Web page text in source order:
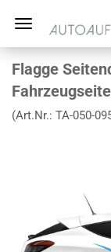
Flagge
(Art.Nr.: TA-050-